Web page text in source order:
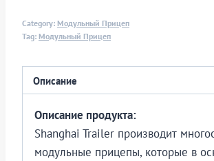
Category: Модульный Прицеп
Tag: Модульный Прицеп
Описание
Описание продукта:
Shanghai Trailer производит
модульные прицепы, которые в